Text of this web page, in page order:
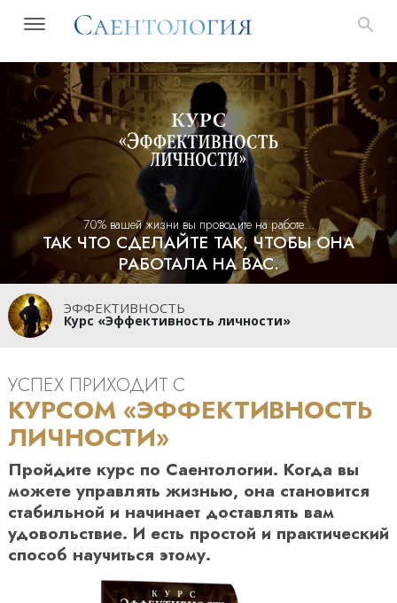
70% вашей жизни вы проводите на работе…
ТАК ЧТО СДЕЛАЙТЕ ТАК, ЧТОБЫ ОНА
РАБОТАЛА НА ВАС.
ЭФФЕКТИВНОСТЬ
Курс «Эффективность личности»
УСПЕХ ПРИХОДИТ С
КУРСОМ «ЭФФЕКТИВНОСТЬ
ЛИЧНОСТИ»
Пройдите курс по Саентологии. Когда вы
можете управлять жизнью, она становится
стабильной и начинает доставлять вам
удовольствие. И есть простой и практический
способ научиться этому.